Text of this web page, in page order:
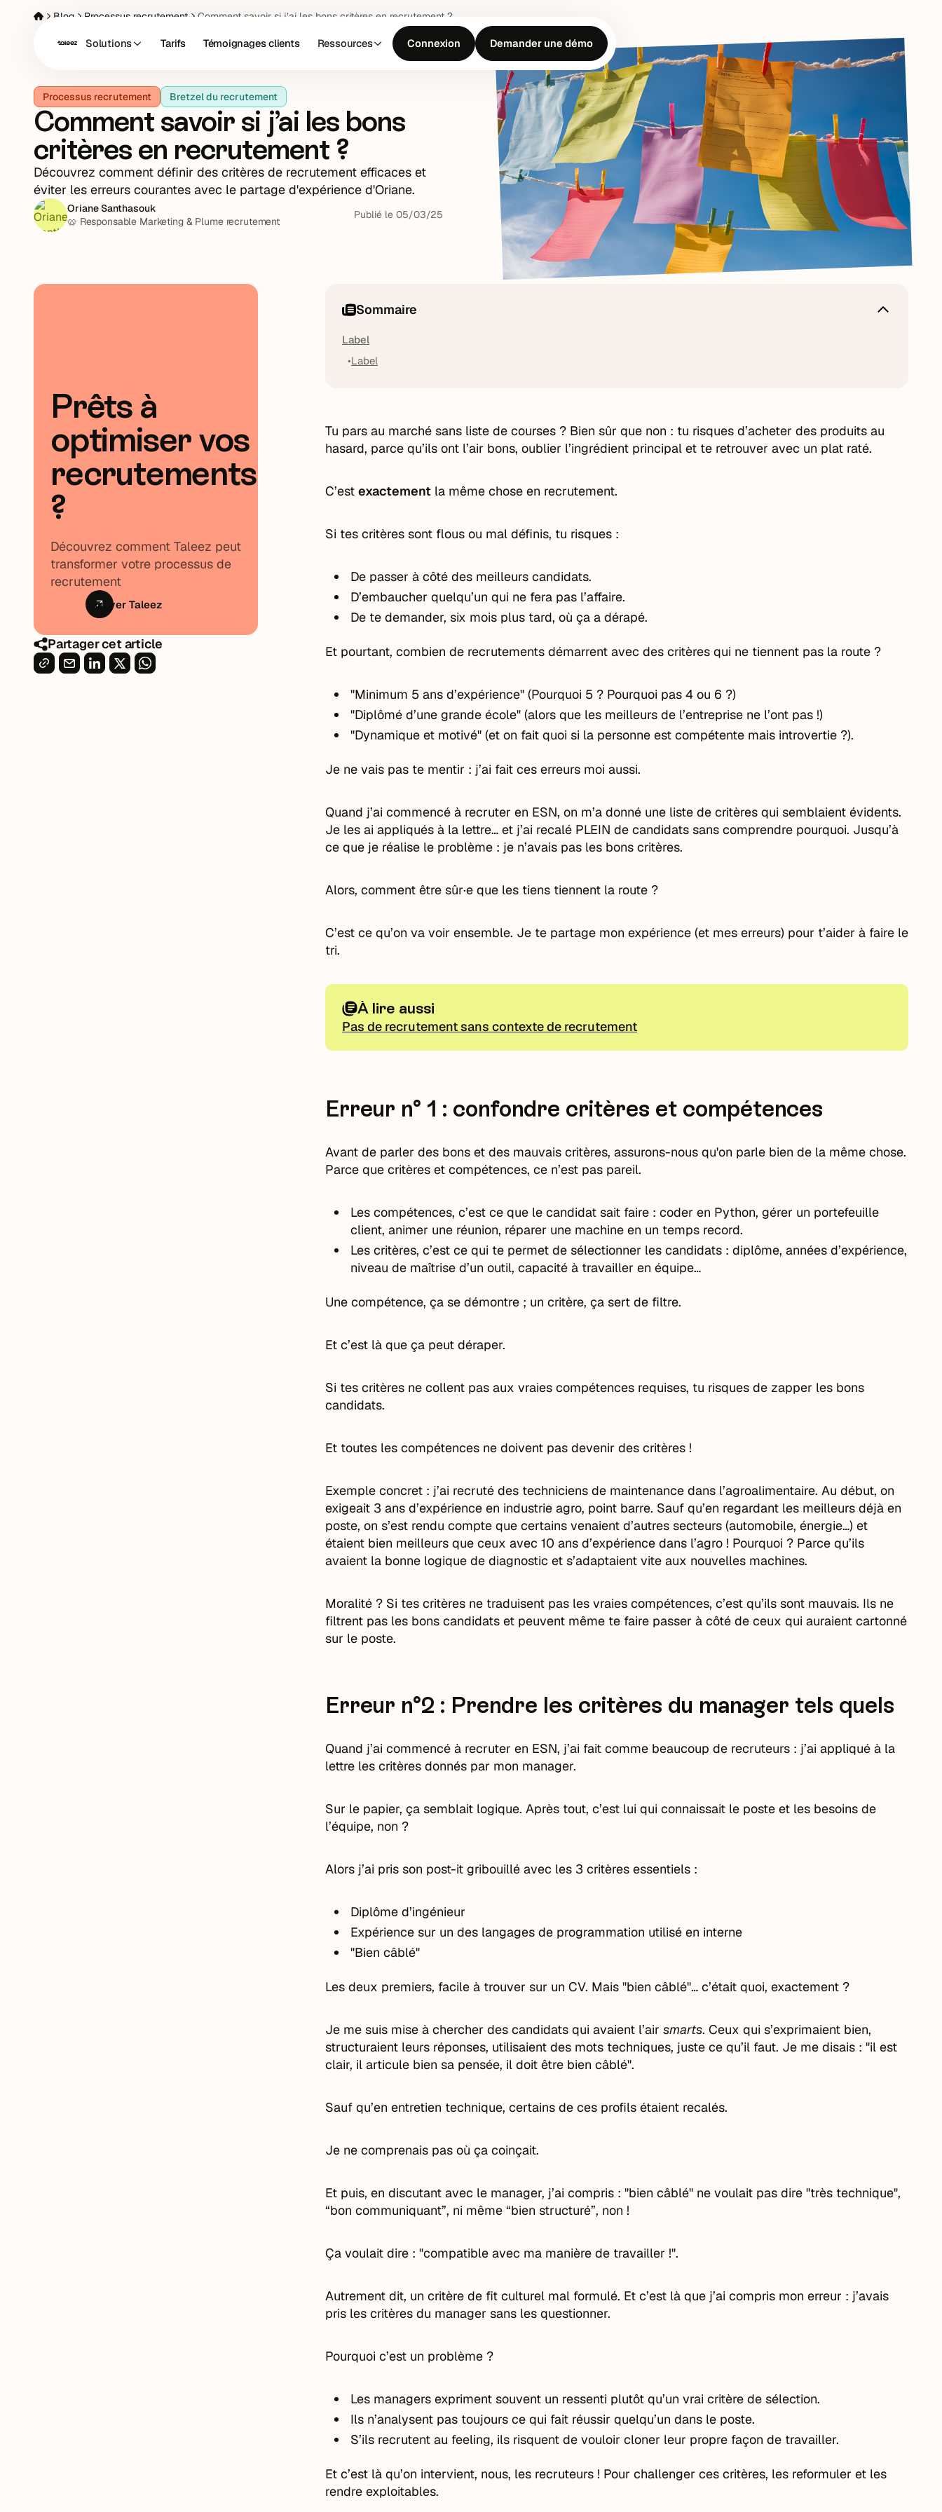
Solutions Tarifs Témoignages clients Ressources Connexion Demander une démo
Blog Processus recrutement Comment savoir si j’ai les bons critères en recrutement ?
Processus recrutement Bretzel du recrutement
Comment savoir si j’ai les bons
critères en recrutement ?
Découvrez comment définir des critères de recrutement efficaces et
éviter les erreurs courantes avec le partage d'expérience d'Oriane.
Oriane Santhasouk
🥨 Responsable Marketing & Plume recrutement
Publié le 05/03/25
Prêts à
optimiser vos
recrutements
?
Découvrez comment Taleez peut
transformer votre processus de
recrutement
Essayer Taleez
Partager cet article
Sommaire
Label
Label
Tu pars au marché sans liste de courses ? Bien sûr que non : tu risques d’acheter des produits au
hasard, parce qu’ils ont l’air bons, oublier l’ingrédient principal et te retrouver avec un plat raté.
C’est exactement la même chose en recrutement.
Si tes critères sont flous ou mal définis, tu risques :
De passer à côté des meilleurs candidats.
D’embaucher quelqu’un qui ne fera pas l’affaire.
De te demander, six mois plus tard, où ça a dérapé.
Et pourtant, combien de recrutements démarrent avec des critères qui ne tiennent pas la route ?
"Minimum 5 ans d’expérience" (Pourquoi 5 ? Pourquoi pas 4 ou 6 ?)
"Diplômé d’une grande école" (alors que les meilleurs de l’entreprise ne l’ont pas !)
"Dynamique et motivé" (et on fait quoi si la personne est compétente mais introvertie ?).
Je ne vais pas te mentir : j’ai fait ces erreurs moi aussi.
Quand j’ai commencé à recruter en ESN, on m’a donné une liste de critères qui semblaient évidents.
Je les ai appliqués à la lettre… et j’ai recalé PLEIN de candidats sans comprendre pourquoi. Jusqu’à
ce que je réalise le problème : je n’avais pas les bons critères.
Alors, comment être sûr·e que les tiens tiennent la route ?
C’est ce qu’on va voir ensemble. Je te partage mon expérience (et mes erreurs) pour t’aider à faire le
tri.
À lire aussi
Pas de recrutement sans contexte de recrutement
Erreur n° 1 : confondre critères et compétences
Avant de parler des bons et des mauvais critères, assurons-nous qu'on parle bien de la même chose.
Parce que critères et compétences, ce n’est pas pareil.
Les compétences, c’est ce que le candidat sait faire : coder en Python, gérer un portefeuille
client, animer une réunion, réparer une machine en un temps record.
Les critères, c’est ce qui te permet de sélectionner les candidats : diplôme, années d’expérience,
niveau de maîtrise d’un outil, capacité à travailler en équipe…
Une compétence, ça se démontre ; un critère, ça sert de filtre.
Et c’est là que ça peut déraper.
Si tes critères ne collent pas aux vraies compétences requises, tu risques de zapper les bons
candidats.
Et toutes les compétences ne doivent pas devenir des critères !
Exemple concret : j’ai recruté des techniciens de maintenance dans l’agroalimentaire. Au début, on
exigeait 3 ans d’expérience en industrie agro, point barre. Sauf qu’en regardant les meilleurs déjà en
poste, on s’est rendu compte que certains venaient d’autres secteurs (automobile, énergie…) et
étaient bien meilleurs que ceux avec 10 ans d’expérience dans l’agro ! Pourquoi ? Parce qu’ils
avaient la bonne logique de diagnostic et s’adaptaient vite aux nouvelles machines.
Moralité ? Si tes critères ne traduisent pas les vraies compétences, c’est qu’ils sont mauvais. Ils ne
filtrent pas les bons candidats et peuvent même te faire passer à côté de ceux qui auraient cartonné
sur le poste.
Erreur n°2 : Prendre les critères du manager tels quels
Quand j’ai commencé à recruter en ESN, j’ai fait comme beaucoup de recruteurs : j’ai appliqué à la
lettre les critères donnés par mon manager.
Sur le papier, ça semblait logique. Après tout, c’est lui qui connaissait le poste et les besoins de
l’équipe, non ?
Alors j’ai pris son post-it gribouillé avec les 3 critères essentiels :
Diplôme d’ingénieur
Expérience sur un des langages de programmation utilisé en interne
"Bien câblé"
Les deux premiers, facile à trouver sur un CV. Mais "bien câblé"… c’était quoi, exactement ?
Je me suis mise à chercher des candidats qui avaient l’air smarts. Ceux qui s’exprimaient bien,
structuraient leurs réponses, utilisaient des mots techniques, juste ce qu’il faut. Je me disais : "il est
clair, il articule bien sa pensée, il doit être bien câblé".
Sauf qu’en entretien technique, certains de ces profils étaient recalés.
Je ne comprenais pas où ça coinçait.
Et puis, en discutant avec le manager, j’ai compris : "bien câblé" ne voulait pas dire "très technique",
“bon communiquant”, ni même “bien structuré”, non !
Ça voulait dire : "compatible avec ma manière de travailler !".
Autrement dit, un critère de fit culturel mal formulé. Et c’est là que j’ai compris mon erreur : j’avais
pris les critères du manager sans les questionner.
Pourquoi c’est un problème ?
Les managers expriment souvent un ressenti plutôt qu’un vrai critère de sélection.
Ils n’analysent pas toujours ce qui fait réussir quelqu’un dans le poste.
S’ils recrutent au feeling, ils risquent de vouloir cloner leur propre façon de travailler.
Et c’est là qu’on intervient, nous, les recruteurs ! Pour challenger ces critères, les reformuler et les
rendre exploitables.